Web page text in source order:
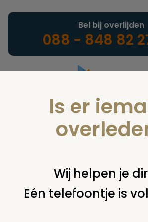
Landelijke
Bel bij overlijden
088 - 848 82
U bent hier: home notarieel maken
volmacht, bewind
Is er
Wij helpen je
Eén telefoontje is